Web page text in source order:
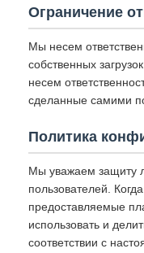
Ограничение
Мы несем
собственных
несем
сделанные самими
Политика
Мы уважаем защиту
пользователей.
предоставляемые
использовать и
соответствии с